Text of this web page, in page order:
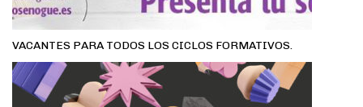
VACANTES PARA TODOS LOS CICLOS FORMATIVOS.